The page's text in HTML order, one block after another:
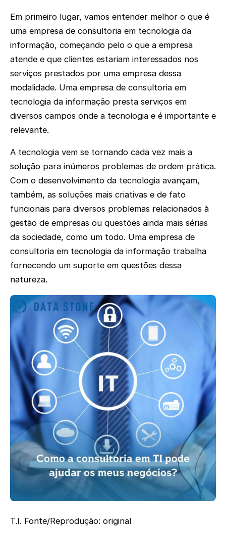
Em primeiro lugar, vamos entender melhor o que é
uma empresa de consultoria em tecnologia da
informação, começando pelo o que a empresa
atende e que clientes estariam interessados nos
serviços prestados por uma empresa dessa
modalidade. Uma empresa de consultoria em
tecnologia da informação presta serviços em
diversos campos onde a tecnologia e é importante e
relevante.
A tecnologia vem se tornando cada vez mais a
solução para inúmeros problemas de ordem prática.
Com o desenvolvimento da tecnologia avançam,
também, as soluções mais criativas e de fato
funcionais para diversos problemas relacionados à
gestão de empresas ou questões ainda mais sérias
da sociedade, como um todo. Uma empresa de
consultoria em tecnologia da informação trabalha
fornecendo um suporte em questões dessa
natureza.
T.I. Fonte/Reprodução: original